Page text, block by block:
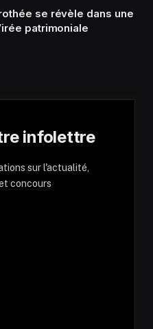
se révèle dans une
patrimoniale
infolettre
sur l'actualité,
concours